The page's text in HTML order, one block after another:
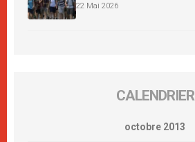
22 Mai 2026
CALENDRIER
octobre 2013